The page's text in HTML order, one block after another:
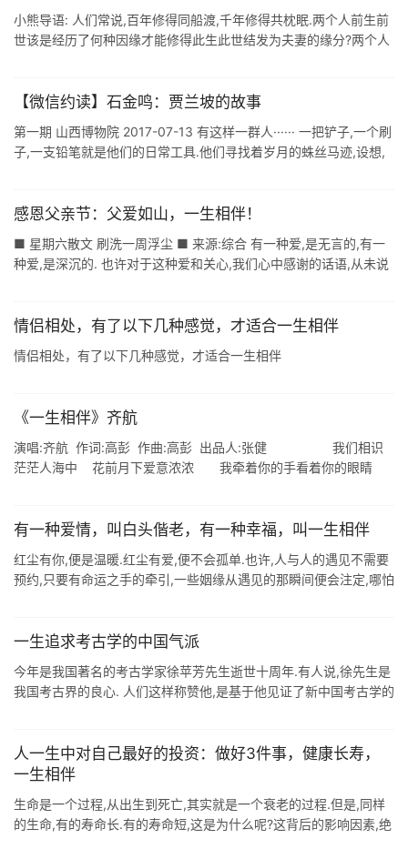
小熊导语: 人们常说,百年修得同船渡,千年修得共枕眠.两个人前生前
世该是经历了何种因缘才能修得此生此世结发为夫妻的缘分?两个人
【微信约读】石金鸣：贾兰坡的故事
第一期 山西博物院 2017-07-13 有这样一群人······ 一把铲子,一个刷
子,一支铅笔就是他们的日常工具.他们寻找着岁月的蛛丝马迹,设想,
感恩父亲节：父爱如山，一生相伴！
■ 星期六散文 刷洗一周浮尘 ■ 来源:综合 有一种爱,是无言的,有一
种爱,是深沉的. 也许对于这种爱和关心,我们心中感谢的话语,从未说
情侣相处，有了以下几种感觉，才适合一生相伴
情侣相处，有了以下几种感觉，才适合一生相伴
《一生相伴》齐航
演唱:齐航 作词:高彭 作曲:高彭 出品人:张健 我们相识
茫茫人海中 花前月下爱意浓浓 我牵着你的手看着你的眼睛
有一种爱情，叫白头偕老，有一种幸福，叫一生相伴
红尘有你,便是温暖.红尘有爱,便不会孤单.也许,人与人的遇见不需要
预约,只要有命运之手的牵引,一些姻缘从遇见的那瞬间便会注定,哪怕
一生追求考古学的中国气派
今年是我国著名的考古学家徐苹芳先生逝世十周年.有人说,徐先生是
我国考古界的良心. 人们这样称赞他,是基于他见证了新中国考古学的
人一生中对自己最好的投资：做好3件事，健康长寿，
一生相伴
生命是一个过程,从出生到死亡,其实就是一个衰老的过程.但是,同样
的生命,有的寿命长.有的寿命短,这是为什么呢?这背后的影响因素,绝